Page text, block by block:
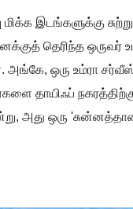
மிக்க இடங்களுக்கு
தெரிந்த ஒருவர்
அங்கே, ஒரு உம்ரா
தாயிஃப்
அது ஒரு